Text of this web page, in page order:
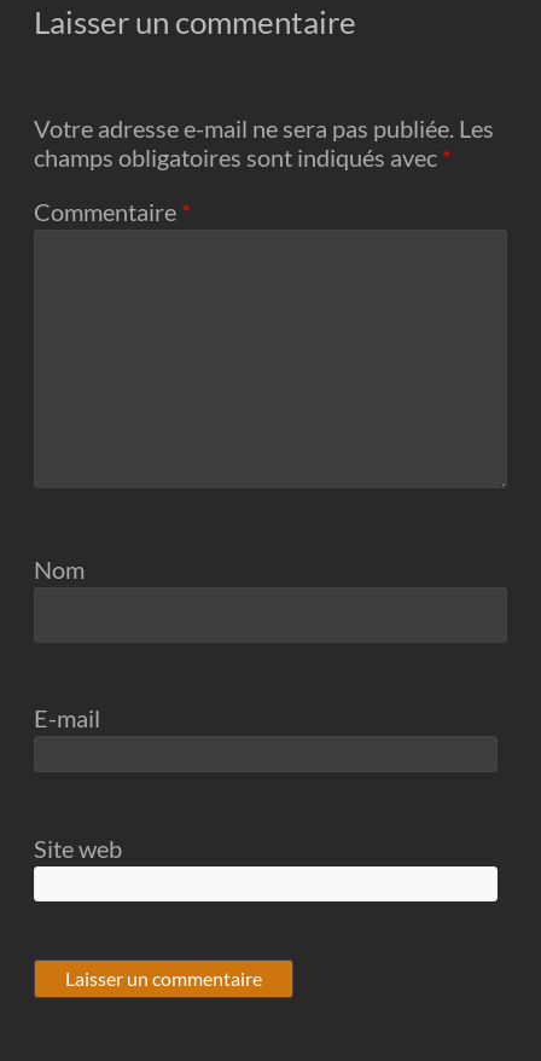
Laisser un commentaire
Votre adresse e-mail ne sera pas publiée. Les
champs obligatoires sont indiqués avec *
Commentaire *
Nom
E-mail
Site web